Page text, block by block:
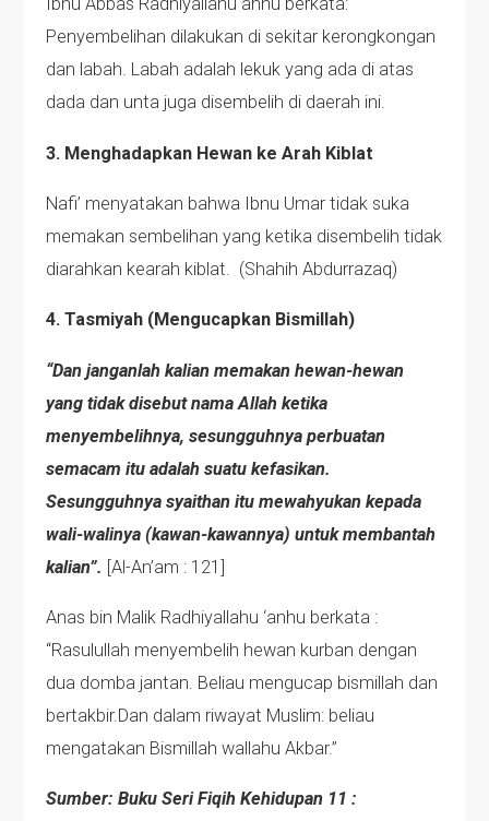
Ibnu Abbas Radhiyallahu anhu berkata:
Penyembelihan dilakukan di sekitar kerongkongan
dan labah. Labah adalah lekuk yang ada di atas
dada dan unta juga disembelih di daerah ini.
3. Menghadapkan Hewan ke Arah Kiblat
Nafi’ menyatakan bahwa Ibnu Umar tidak suka
memakan sembelihan yang ketika disembelih tidak
diarahkan kearah kiblat. (Shahih Abdurrazaq)
4. Tasmiyah (Mengucapkan Bismillah)
“Dan janganlah kalian memakan hewan-hewan
yang tidak disebut nama Allah ketika
menyembelihnya, sesungguhnya perbuatan
semacam itu adalah suatu kefasikan.
Sesungguhnya syaithan itu mewahyukan kepada
wali-walinya (kawan-kawannya) untuk membantah
kalian”. [Al-An’am : 121]
Anas bin Malik Radhiyallahu ‘anhu berkata :
“Rasulullah menyembelih hewan kurban dengan
dua domba jantan. Beliau mengucap bismillah dan
bertakbir.Dan dalam riwayat Muslim: beliau
mengatakan Bismillah wallahu Akbar.”
Sumber: Buku Seri Fiqih Kehidupan 11 :